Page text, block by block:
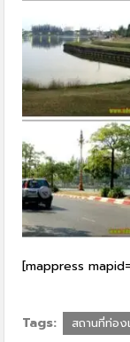
[mappress
Tags: สถานที่ท่อง